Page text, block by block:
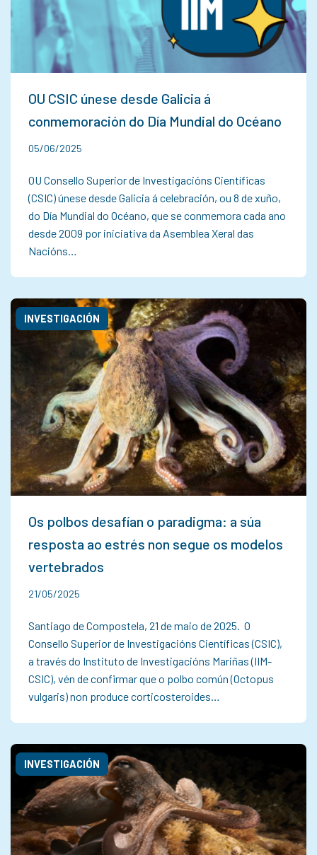
OU CSIC únese desde Galicia á
conmemoración do Día Mundial do Océano
05/06/2025
OU Consello Superior de Investigacións Científicas
(CSIC) únese desde Galicia á celebración, ou 8 de xuño,
do Día Mundial do Océano, que se conmemora cada ano
desde 2009 por iniciativa da Asemblea Xeral das
Nacións…
Os polbos desafían o paradigma: a súa
resposta ao estrés non segue os modelos
vertebrados
INVESTIGACIÓN
21/05/2025
Santiago de Compostela, 21 de maio de 2025. O
Consello Superior de Investigacións Científicas (CSIC),
a través do Instituto de Investigacións Mariñas (IIM-
CSIC), vén de confirmar que o polbo común (Octopus
vulgaris) non produce corticosteroides…
INVESTIGACIÓN